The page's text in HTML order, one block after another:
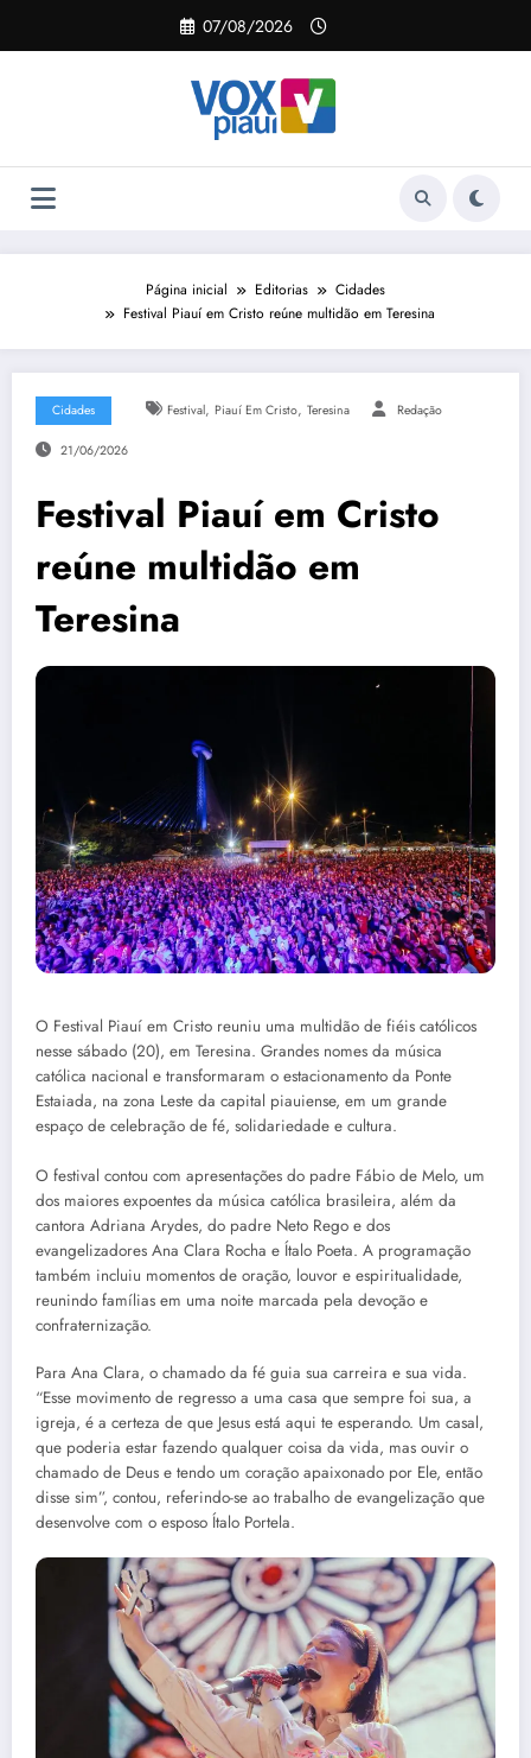
o
07/08/2026
Página inicial Editorias
Cidades
Festival Piauí em Cristo reúne multidão em Teresina
Cidades Festival, Piauí Em Cristo, Teresina Redação
21/06/2026
Festival Piauí em Cristo
reúne multidão em
Teresina
O Festival Piauí em Cristo reuniu uma multidão de fiéis católicos
nesse sábado (20), em Teresina. Grandes nomes da música
católica nacional e transformaram o estacionamento da Ponte
Estaiada, na zona Leste da capital piauiense, em um grande
espaço de celebração de fé, solidariedade e cultura.
O festival contou com apresentações do padre Fábio de Melo, um
dos maiores expoentes da música católica brasileira, além da
cantora Adriana Arydes, do padre Neto Rego e dos
evangelizadores Ana Clara Rocha e Ítalo Poeta. A programação
também incluiu momentos de oração, louvor e espiritualidade,
reunindo famílias em uma noite marcada pela devoção e
confraternização.
Para Ana Clara, o chamado da fé guia sua carreira e sua vida.
“Esse movimento de regresso a uma casa que sempre foi sua, a
igreja, é a certeza de que Jesus está aqui te esperando. Um casal,
que poderia estar fazendo qualquer coisa da vida, mas ouvir o
chamado de Deus e tendo um coração apaixonado por Ele, então
disse sim”, contou, referindo-se ao trabalho de evangelização que
desenvolve com o esposo Ítalo Portela.